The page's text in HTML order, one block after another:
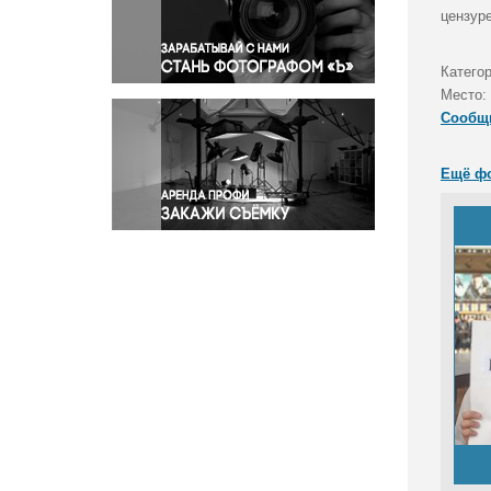
Правосудие
Происшествия и конфликты
Религия
Светская жизнь
Спорт
Экология
Экономика и бизнес
Место:
Ещё